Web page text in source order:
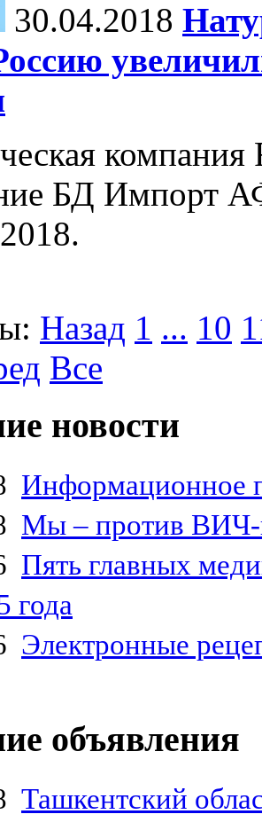
30.04.2018
компания
БД Импорт
Назад 1 ... 10
Все
новости
Информационное
Мы – против
Пять главных
года
Электронные
объявления
Ташкентский